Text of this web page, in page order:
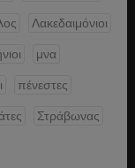
Λακεδαιμόνιοι
μνα
πένεστες
Στράβωνας